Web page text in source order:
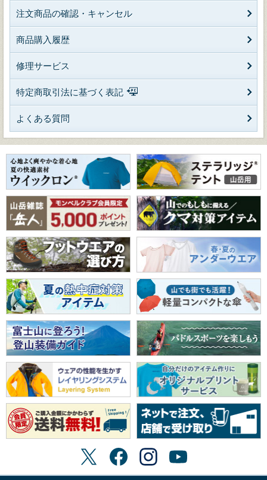
注文商品の確認・キャンセル
商品購入履歴
修理サービス
特定商取引法に基づく表記
よくある質問